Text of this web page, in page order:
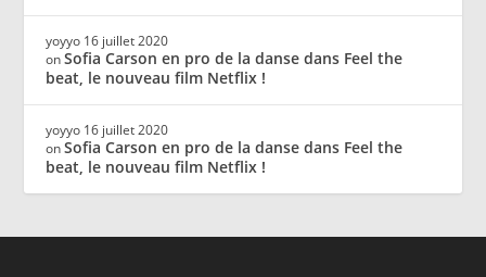
yoyyo 16 juillet 2020
onSofia Carson en pro de la danse dans Feel the
beat, le nouveau film Netflix !
yoyyo 16 juillet 2020
onSofia Carson en pro de la danse dans Feel the
beat, le nouveau film Netflix !